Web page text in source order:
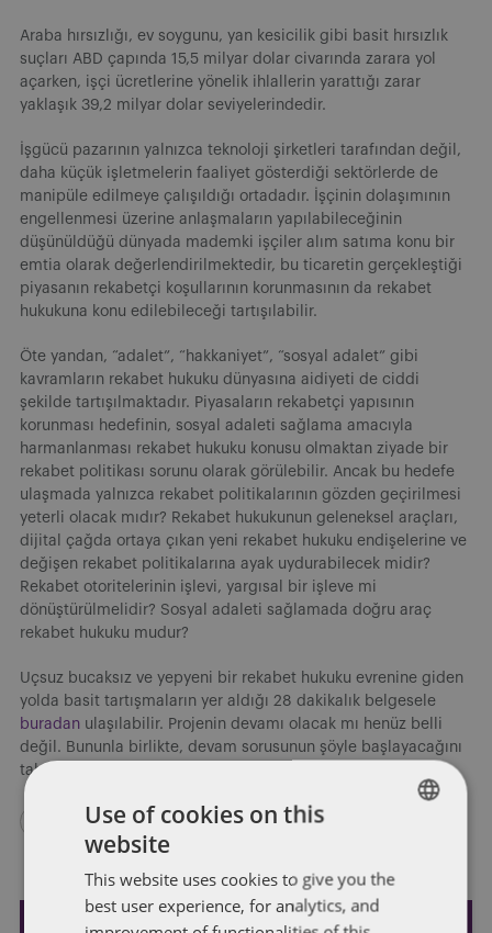
Araba hırsızlığı, ev soygunu, yan kesicilik gibi basit hırsızlık
suçları ABD çapında 15,5 milyar dolar civarında zarara yol
açarken, işçi ücretlerine yönelik ihlallerin yarattığı zarar
yaklaşık 39,2 milyar dolar seviyelerindedir.
İşgücü pazarının yalnızca teknoloji şirketleri tarafından değil,
daha küçük işletmelerin faaliyet gösterdiği sektörlerde de
manipüle edilmeye çalışıldığı ortadadır. İşçinin dolaşımının
engellenmesi üzerine anlaşmaların yapılabileceğinin
düşünüldüğü dünyada mademki işçiler alım satıma konu bir
emtia olarak değerlendirilmektedir, bu ticaretin gerçekleştiği
piyasanın rekabetçi koşullarının korunmasının da rekabet
hukukuna konu edilebileceği tartışılabilir.
Öte yandan, “adalet”, “hakkaniyet”, “sosyal adalet” gibi
kavramların rekabet hukuku dünyasına aidiyeti de ciddi
şekilde tartışılmaktadır. Piyasaların rekabetçi yapısının
korunması hedefinin, sosyal adaleti sağlama amacıyla
harmanlanması rekabet hukuku konusu olmaktan ziyade bir
rekabet politikası sorunu olarak görülebilir. Ancak bu hedefe
ulaşmada yalnızca rekabet politikalarının gözden geçirilmesi
yeterli olacak mıdır? Rekabet hukukunun geleneksel araçları,
dijital çağda ortaya çıkan yeni rekabet hukuku endişelerine ve
değişen rekabet politikalarına ayak uydurabilecek midir?
Rekabet otoritelerinin işlevi, yargısal bir işleve mi
dönüştürülmelidir? Sosyal adaleti sağlamada doğru araç
rekabet hukuku mudur?
Uçsuz bucaksız ve yepyeni bir rekabet hukuku evrenine giden
yolda basit tartışmaların yer aldığı 28 dakikalık belgesele
buradan ulaşılabilir. Projenin devamı olacak mı henüz belli
değil. Bununla birlikte, devam sorusunun şöyle başlayacağını
tahmin ediyoruz: Kurallar uygulansa bile…
FRENCH
Use of cookies on this
website
This website uses cookies to give you the
best user experience, for analytics, and